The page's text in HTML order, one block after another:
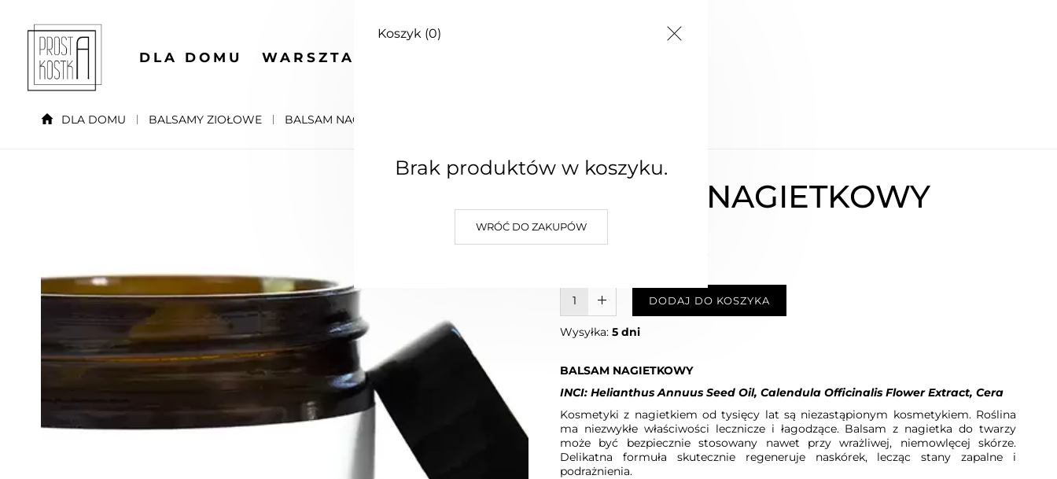
DLA DOMU WARSZTATY
Koszyk (0)
Brak produktów w koszyku.
WRÓĆ DO ZAKUPÓW
DLA DOMU BALSAMY ZIOŁOWE BALSAM NAGIETKOWY
BALSAM NAGIETKOWY
36,00 zł
W KOSZYKU :)DODAJ DO KOSZYKA
Wysyłka: 5 dni
BALSAM NAGIETKOWY
INCI: Helianthus Annuus Seed Oil, Calendula Officinalis Flower Extract, Cera
Kosmetyki z nagietkiem od tysięcy lat są niezastąpionym kosmetykiem. Roślina
ma niezwykłe właściwości lecznicze i łagodzące. Balsam z nagietka do twarzy
może być bezpiecznie stosowany nawet przy wrażliwej, niemowlęcej skórze.
Delikatna formuła skutecznie regeneruje naskórek, lecząc stany zapalne i
podrażnienia.